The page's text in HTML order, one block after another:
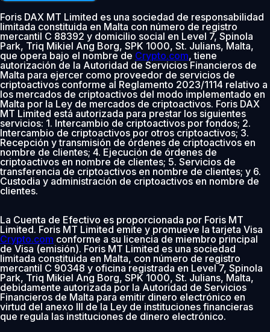
Foris DAX MT Limited es una sociedad de responsabilidad
limitada constituida en Malta con número de registro
mercantil C 88392 y domicilio social en Level 7, Spinola
Park, Triq Mikiel Ang Borg, SPK 1000, St. Julians, Malta,
que opera bajo el nombre de Crypto.com, tiene
autorización de la Autoridad de Servicios Financieros de
Malta para ejercer como proveedor de servicios de
criptoactivos conforme al Reglamento 2023/1114 relativo a
los mercados de criptoactivos del modo implementado en
Malta por la Ley de mercados de criptoactivos. Foris DAX
MT Limited está autorizada para prestar los siguientes
servicios: 1. Intercambio de criptoactivos por fondos; 2.
Intercambio de criptoactivos por otros criptoactivos; 3.
Recepción y transmisión de órdenes de criptoactivos en
nombre de clientes; 4. Ejecución de órdenes de
criptoactivos en nombre de clientes; 5. Servicios de
transferencia de criptoactivos en nombre de clientes; y 6.
Custodia y administración de criptoactivos en nombre de
clientes.
La Cuenta de Efectivo es proporcionada por Foris MT
Limited. Foris MT Limited emite y promueve la tarjeta Visa
Crypto.com conforme a su licencia de miembro principal
de Visa (emisión). Foris MT Limited es una sociedad
limitada constituida en Malta, con número de registro
mercantil C 90348 y oficina registrada en Level 7, Spinola
Park, Triq Mikiel Ang Borg, SPK 1000, St. Julians, Malta,
debidamente autorizada por la Autoridad de Servicios
Financieros de Malta para emitir dinero electrónico en
virtud del anexo III de la Ley de instituciones financieras
que regula las instituciones de dinero electrónico.